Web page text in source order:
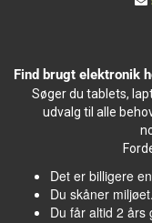
Find brugt elektronik
Søger du tablets,
udvalg til alle
Det er billigere
Du skåner miljøet.
Du får altid 2 års